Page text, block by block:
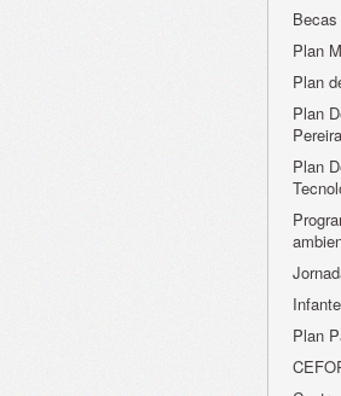
Plan
Plan
Plan
Plan
Plan